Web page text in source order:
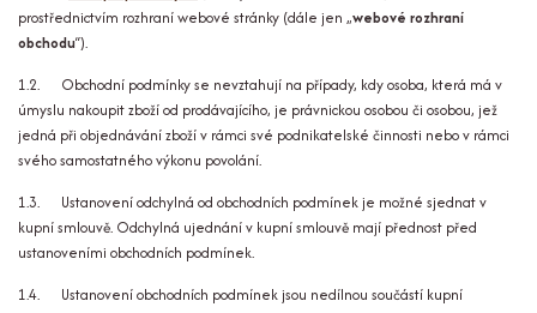
prostřednictvím rozhraní webové stránky (dále jen „webové rozhraní
obchodu“).
1.2. Obchodní podmínky se nevztahují na případy, kdy osoba, která má v
úmyslu nakoupit zboží od prodávajícího, je právnickou osobou či osobou, jež
jedná při objednávání zboží v rámci své podnikatelské činnosti nebo v rámci
svého samostatného výkonu povolání.
1.3. Ustanovení odchylná od obchodních podmínek je možné sjednat v
kupní smlouvě. Odchylná ujednání v kupní smlouvě mají přednost před
ustanoveními obchodních podmínek.
1.4. Ustanovení obchodních podmínek jsou nedílnou součástí kupní